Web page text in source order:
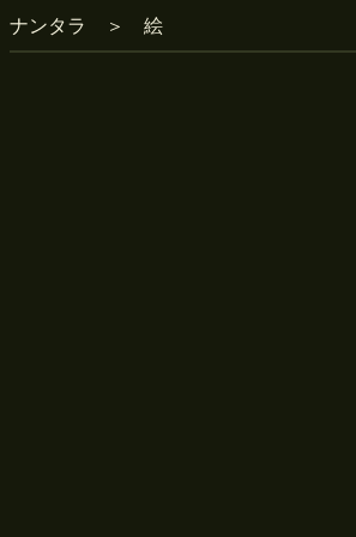
ナンタラ ＞ 絵